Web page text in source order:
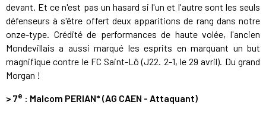
devant. Et ce n'est pas un hasard si l'un et l'autre sont les seuls
défenseurs à s'être offert deux apparitions de rang dans notre
onze-type. Crédité de performances de haute volée, l'ancien
Mondevillais a aussi marqué les esprits en marquant un but
magnifique contre le FC Saint-Lô (J22. 2-1, le 29 avril). Du grand
Morgan !
> 7e : Malcom PERIAN* (AG CAEN - Attaquant)